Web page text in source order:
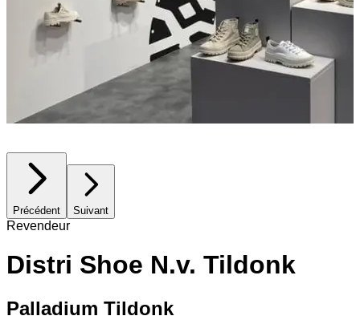
Précédent Suivant
Revendeur
Distri Shoe N.v. Tildonk
Palladium Tildonk